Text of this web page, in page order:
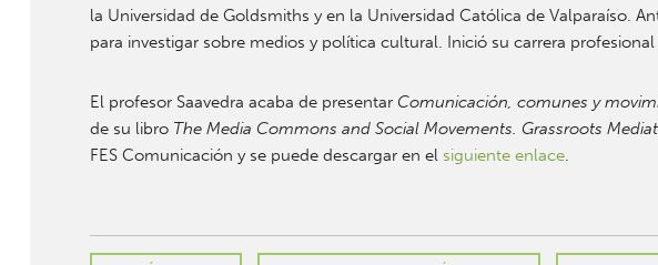
la Universidad de Goldsmiths y en la Universidad Católica de Valparaíso.
para investigar sobre medios y política cultural. Inició su carrera
El profesor Saavedra acaba de presentar Comunicación, comunes y
de su libro The Media Commons and Social Movements. Grassroots
FES Comunicación y se puede descargar en el siguiente enlace.